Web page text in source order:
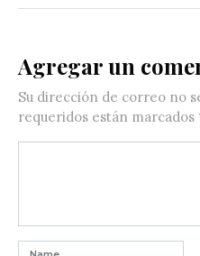
Agregar un
Su dirección de correo no
requeridos están marcados